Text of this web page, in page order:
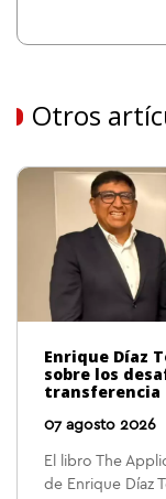
Otros
Enrique Díaz
sobre los
transferencia
07 agosto 2026
El libro The
de Enrique Díaz